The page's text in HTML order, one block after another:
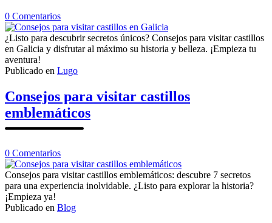
0 Comentariosen
Consejos
para
visitar
en
¿Listo para descubrir secretos únicos? Consejos para visitar castillos
en Galicia y disfrutar al máximo su historia y belleza. ¡Empieza tu
aventura!
Publicado en Lugo
Consejos para visitar castillos
emblemáticos
0 Comentariosen
Consejos
para
visitar
emblemáticos
Consejos para visitar castillos emblemáticos: descubre 7 secretos
para una experiencia inolvidable. ¿Listo para explorar la historia?
¡Empieza ya!
Publicado en Blog